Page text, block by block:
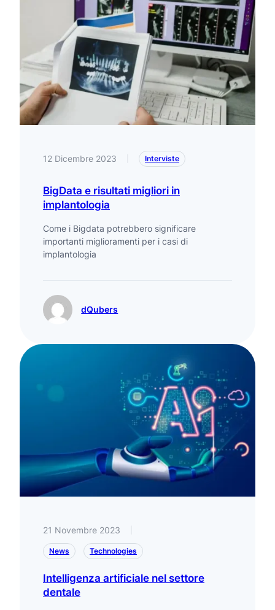
12 Dicembre 2023 Interviste
BigData e risultati migliori in
implantologia
Come i Bigdata potrebbero significare
importanti miglioramenti per i casi di
implantologia
dQubers
21 Novembre 2023
News Technologies
Intelligenza artificiale nel settore
dentale